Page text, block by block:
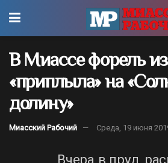
В Миассе форель
«приплыла» на
долину»
Миасский Рабочий Среда, 19 июня
Вчера в пруд,